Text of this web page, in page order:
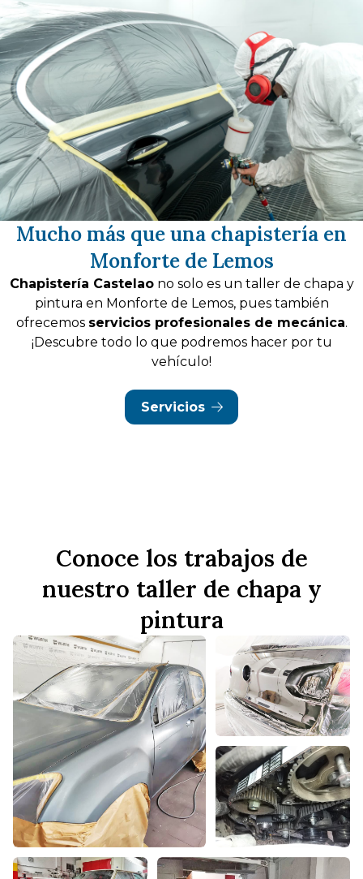
Mucho más que una chapistería en
Monforte de Lemos
Chapistería Castelaono solo es un taller de chapa y
pintura en Monforte de Lemos, pues también
ofrecemos servicios profesionales de mecánica.
¡Descubre todo lo que podremos hacer por tu
vehículo!
Servicios
Conoce los trabajos de
nuestro taller de chapa y
pintura